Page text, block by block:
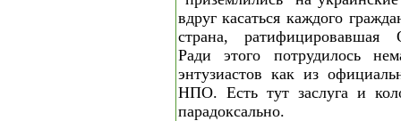
вдруг касаться каждого
страна, ратифицировавшая
Ради этого потрудилось
энтузиастов как из
НПО. Есть тут заслуга и
парадоксально.